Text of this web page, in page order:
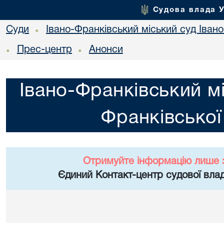
Судова влада
Суди • Івано-Франківський міський суд
• Прес-центр • Анонси
Івано-Франківський
Отримуйте інформацію лише
Єдиний Контакт-центр судової